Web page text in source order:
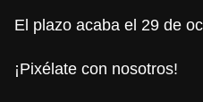
El plazo acaba el 29 de
¡Pixélate con nosotros!